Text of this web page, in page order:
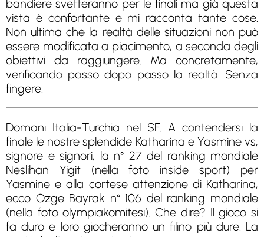
bandiere svetteranno per le finali ma già questa
vista è confortante e mi racconta tante cose.
Non ultima che la realtà delle situazioni non può
essere modificata a piacimento, a seconda degli
obiettivi da raggiungere. Ma concretamente,
verificando passo dopo passo la realtà. Senza
fingere.
Domani Italia-Turchia nel SF. A contendersi la
finale le nostre splendide Katharina e Yasmine vs,
signore e signori, la n° 27 del ranking mondiale
Neslihan Yigit (nella foto inside sport) per
Yasmine e alla cortese attenzione di Katharina,
ecco Ozge Bayrak n° 106 del ranking mondiale
(nella foto olympiakomitesi). Che dire? Il gioco si
fa duro e loro giocheranno un filino più dure. La